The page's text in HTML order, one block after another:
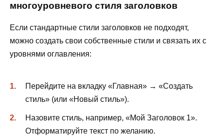
многоуровневого стиля заголовков
Если стандартные стили заголовков не подходят,
можно создать свои собственные стили и связать их с
уровнями оглавления:
Перейдите на вкладку «Главная» → «Создать
стиль» (или «Новый стиль»).
Назовите стиль, например, «Мой Заголовок 1».
Отформатируйте текст по желанию.